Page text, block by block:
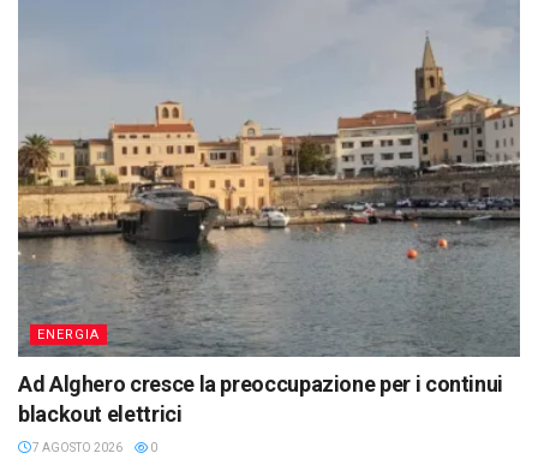
ENERGIA
Ad Alghero cresce la preoccupazione per i continui
blackout elettrici
7 AGOSTO 2026 0